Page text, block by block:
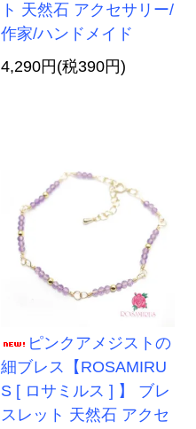
ト 天然石 アクセサリー/
作家/ハンドメイド
4,290円(税390円)
ピンクアメジストの
細ブレス【ROSAMIRU
S [ ロサミルス ] 】 ブレ
スレット 天然石 アクセ